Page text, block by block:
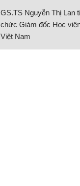
GS.TS Nguyễn Thị Lan
chức Giám đốc Học
Việt Nam